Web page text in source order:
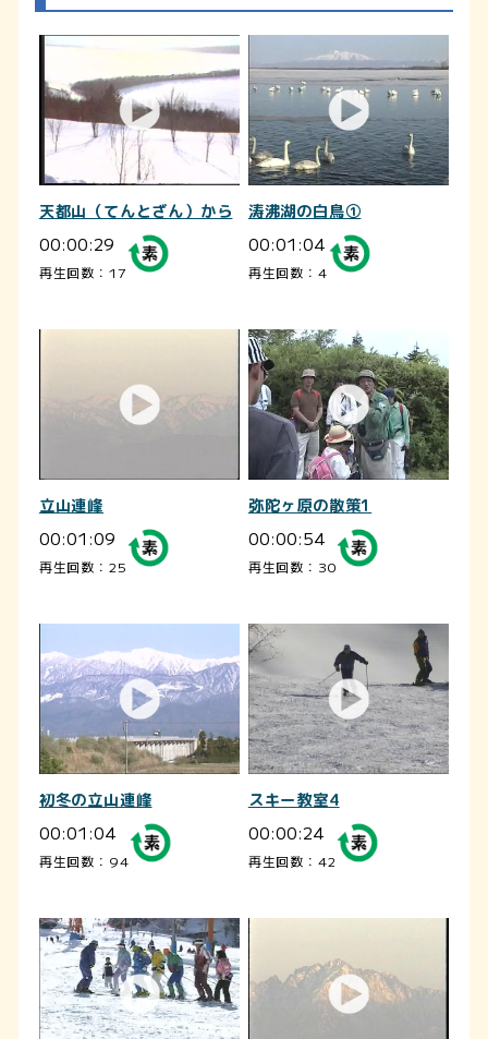
天都山（てんとざん）から
00:00:29
再生回数：17
涛沸湖の白鳥①
00:01:04
再生回数：4
立山連峰
00:01:09
再生回数：25
弥陀ヶ原の散策1
00:00:54
再生回数：30
初冬の立山連峰
00:01:04
再生回数：94
スキー教室4
00:00:24
再生回数：42